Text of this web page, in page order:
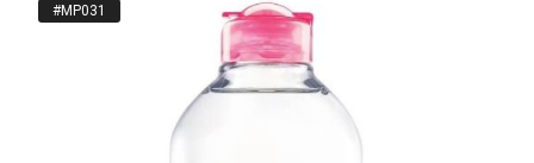
#MP031